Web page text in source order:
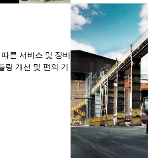
른 서비스 및 정비
링 개선 및 편의 기